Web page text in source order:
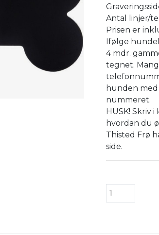
Antal linjer/
Prisen er
Ifølge
4 mdr.
tegnet.
hunden
nummeret.
HUSK! Skriv
hvordan du
Thisted Frø
side.